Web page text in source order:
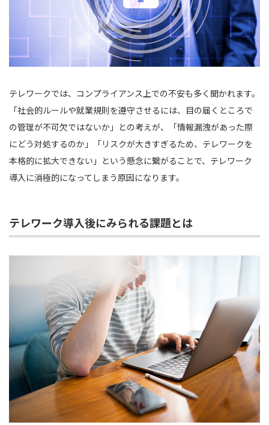
テレワークでは、コンプライアンス上での不安も多く聞かれます。
「社会的ルールや就業規則を遵守させるには、目の届くところで
の管理が不可欠ではないか」との考えが、「情報漏洩があった際
にどう対処するのか」「リスクが大きすぎるため、テレワークを
本格的に拡大できない」という懸念に繋がることで、テレワーク
導入に消極的になってしまう原因になります。
テレワーク導入後にみられる課題とは